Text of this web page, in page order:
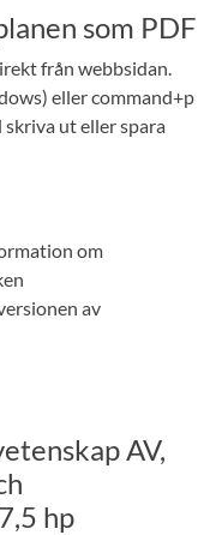
som PDF
från webbsidan.
eller command+p
skriva ut eller spara
om
av
AV,
hp